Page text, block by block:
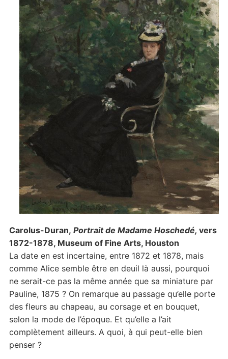
Carolus-Duran, Portrait de Madame Hoschedé, vers
1872-1878, Museum of Fine Arts, Houston
La date en est incertaine, entre 1872 et 1878, mais
comme Alice semble être en deuil là aussi, pourquoi
ne serait-ce pas la même année que sa miniature par
Pauline, 1875 ? On remarque au passage qu’elle porte
des fleurs au chapeau, au corsage et en bouquet,
selon la mode de l’époque. Et qu’elle a l’ait
complètement ailleurs. A quoi, à qui peut-elle bien
penser ?